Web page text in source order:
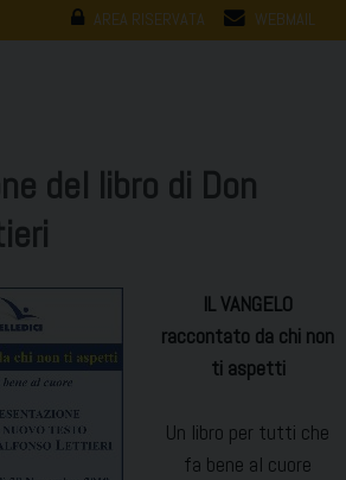
AREA RISERVATA WEBMAIL
del libro di Don
IL VANGELO
raccontato da chi non
ti aspetti
Un libro per tutti che
fa bene al cuore